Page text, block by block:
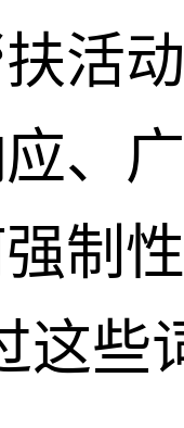
活
、
制
这些